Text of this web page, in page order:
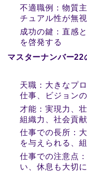
不適職例：物質
チュアル性が無
成功の鍵：直感
を啓発する
マスターナンバー22
天職：大きなプ
仕事、ビジョン
才能：実現力、
組織力、社会貢献
仕事での長所：
を与えられる、
仕事での注意点
い、休息も大切に